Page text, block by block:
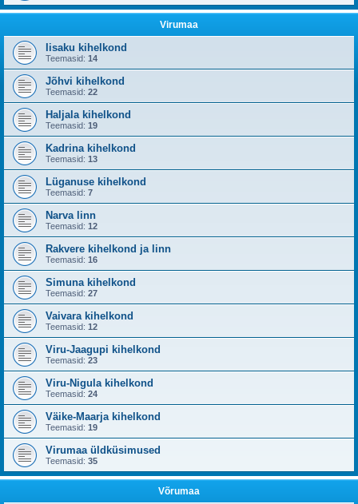
Virumaa
Iisaku kihelkond
Teemasid: 14
Jõhvi kihelkond
Teemasid: 22
Haljala kihelkond
Teemasid: 19
Kadrina kihelkond
Teemasid: 13
Lüganuse kihelkond
Teemasid: 7
Narva linn
Teemasid: 12
Rakvere kihelkond ja linn
Teemasid: 16
Simuna kihelkond
Teemasid: 27
Vaivara kihelkond
Teemasid: 12
Viru-Jaagupi kihelkond
Teemasid: 23
Viru-Nigula kihelkond
Teemasid: 24
Väike-Maarja kihelkond
Teemasid: 19
Virumaa üldküsimused
Teemasid: 35
Võrumaa